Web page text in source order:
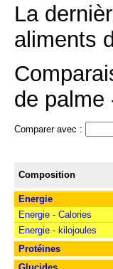
La
aliments
de palme
Comparer avec :
Composition
Energie
Energie - Calories
Energie - kilojoules
Protéines